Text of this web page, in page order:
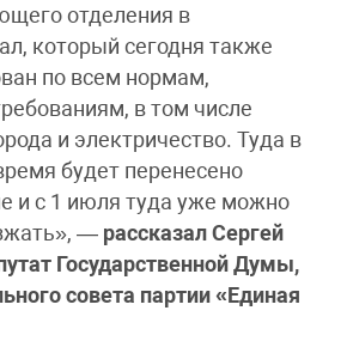
отделения в
который сегодня также
по всем нормам,
в том числе
и электричество. Туда в
будет перенесено
и с 1 июля туда уже можно
— рассказал Сергей
Государственной Думы,
совета партии «Единая